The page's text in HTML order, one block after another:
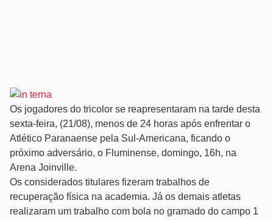
Os jogadores do tricolor se reapresentaram na tarde desta
sexta-feira, (21/08), menos de 24 horas após enfrentar o
Atlético Paranaense pela Sul-Americana, ficando o
próximo adversário, o Fluminense, domingo, 16h, na
Arena Joinville.
Os considerados titulares fizeram trabalhos de
recuperação física na academia. Já os demais atletas
realizaram um trabalho com bola no gramado do campo 1